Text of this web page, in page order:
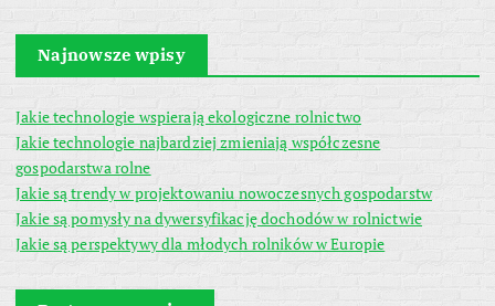
Najnowsze wpisy
Jakie technologie wspierają ekologiczne rolnictwo
Jakie technologie najbardziej zmieniają współczesne
gospodarstwa rolne
Jakie są trendy w projektowaniu nowoczesnych gospodarstw
Jakie są pomysły na dywersyfikację dochodów w rolnictwie
Jakie są perspektywy dla młodych rolników w Europie